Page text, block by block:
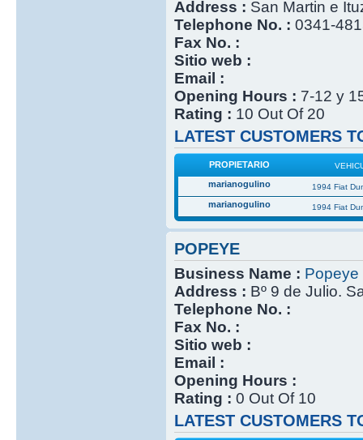
Address : San Martin e
Telephone No. : 0341-
Fax No. :
Sitio web :
Email :
Opening Hours : 7-12 y
Rating : 10 Out Of 20
LATEST CUSTOMERS
PROPIETARIO
marianogulino 1994 Fiat
marianogulino 1994 Fiat
POPEYE
Business Name : Popeye
Address : Bº 9 de Julio.
Telephone No. :
Fax No. :
Sitio web :
Email :
Opening Hours :
Rating : 0 Out Of 10
LATEST CUSTOMERS